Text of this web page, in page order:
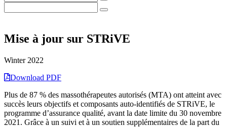
Mise à jour sur STRiVE
Winter 2022
Download PDF
Plus de 87 % des massothérapeutes autorisés (MTA) ont atteint avec
succès leurs objectifs et composants auto-identifiés de STRiVE, le
programme d’assurance qualité, avant la date limite du 30 novembre
2021. Grâce à un suivi et à un soutien supplémentaires de la part du